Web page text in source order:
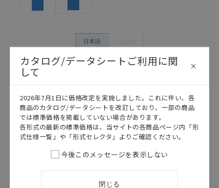
ン事例は参考用ですので、ご採用に際しては機器・装
置の機能や安全性をご確認のうえご使用ください。・
商品に接続される推奨機器等、現在では入手困難なも
のもそのまま記載しています。・誤字、脱字が含まれ
ている可能性がありますがご容赦ください。
記載されているサービス内容や連絡先等は作成当時の
ものであり、変更・改定させていただいている可能性
があります。改めて当サイトの掲載内容をご確認のう
え、ご用命下さいますようお願いいたします。
日本語
カタログ/データシートご利用に関
して
2026年7月1日に価格改定を実施しました。これに伴い、各
商品のカタログ/データシートを改訂しており、一部の商品
では標準価格を掲載していない場合があります。
各形式の最新の標準価格は、当サイトの各商品ページ内「形
式仕様一覧」や「形式セレクタ」よりご確認ください。
今後このメッセージを表示しない
閉じる